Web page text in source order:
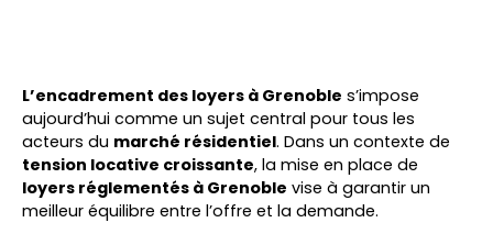
L’encadrement des loyers à Grenoble s’impose
aujourd’hui comme un sujet central pour tous les
acteurs du marché résidentiel. Dans un contexte de
tension locative croissante, la mise en place de
loyers réglementés à Grenoble vise à garantir un
meilleur équilibre entre l’offre et la demande.